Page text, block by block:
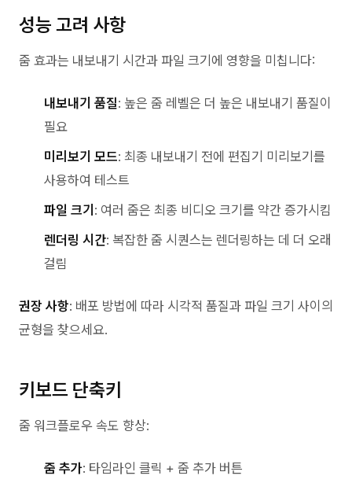
성능 고려 사항
줌 효과는 내보내기 시간과 파일 크기에 영향을 미칩니다:
내보내기 품질: 높은 줌 레벨은 더 높은 내보내기 품질이
필요
미리보기 모드: 최종 내보내기 전에 편집기 미리보기를
사용하여 테스트
파일 크기 : 여러 줌은 최종 비디오 크기를 약간 증가시킴
렌더링 시간: 복잡한 줌 시퀀스는 렌더링하는 데 더 오래
걸림
권장 사항: 배포 방법에 따라 시각적 품질과 파일 크기 사이의
균형을 찾으세요.
키보드 단축키
줌 워크플로우 속도 향상:
줌 추가: 타임라인 클릭 + 줌 추가 버튼